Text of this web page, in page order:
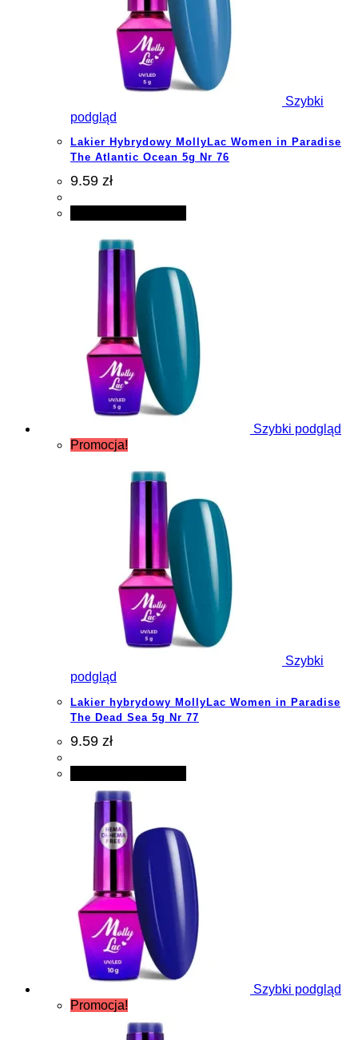
Szybki
podgląd
Lakier Hybrydowy MollyLac Women in Paradise
The Atlantic Ocean 5g Nr 76
9.59 zł
Szybki podgląd
Promocja!
Szybki
podgląd
Lakier hybrydowy MollyLac Women in Paradise
The Dead Sea 5g Nr 77
9.59 zł
Szybki podgląd
Promocja!